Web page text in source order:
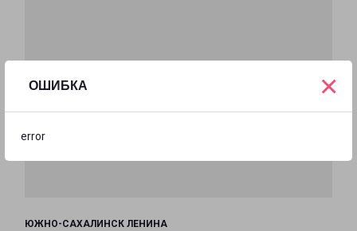
ОШИБКА
error
×
ЮЖНО-САХАЛИНСК ЛЕНИНА